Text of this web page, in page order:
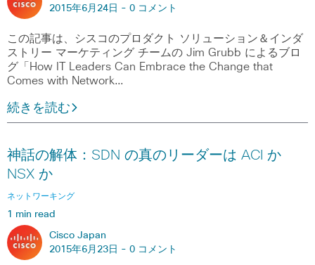
2015年6月24日 - 0 コメント
この記事は、シスコのプロダクト ソリューション＆インダ
ストリー マーケティング チームの Jim Grubb によるブロ
グ「How IT Leaders Can Embrace the Change that
Comes with Network…
続きを読む
神話の解体：SDN の真のリーダーは ACI か
NSX か
ネットワーキング
1 min read
Cisco Japan
2015年6月23日 - 0 コメント